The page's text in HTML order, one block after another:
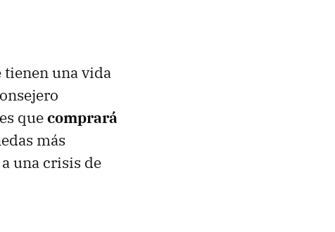
tienen una vida
quecomprará
más
una crisis de